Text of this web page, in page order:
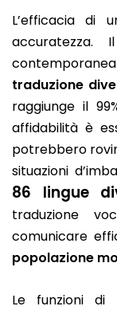
L’efficacia di
accuratezza.
traduzione
raggiunge il
affidabilità è
potrebbero
situazioni
86 lingue
traduzione
comunicare
popolazione
Le funzioni